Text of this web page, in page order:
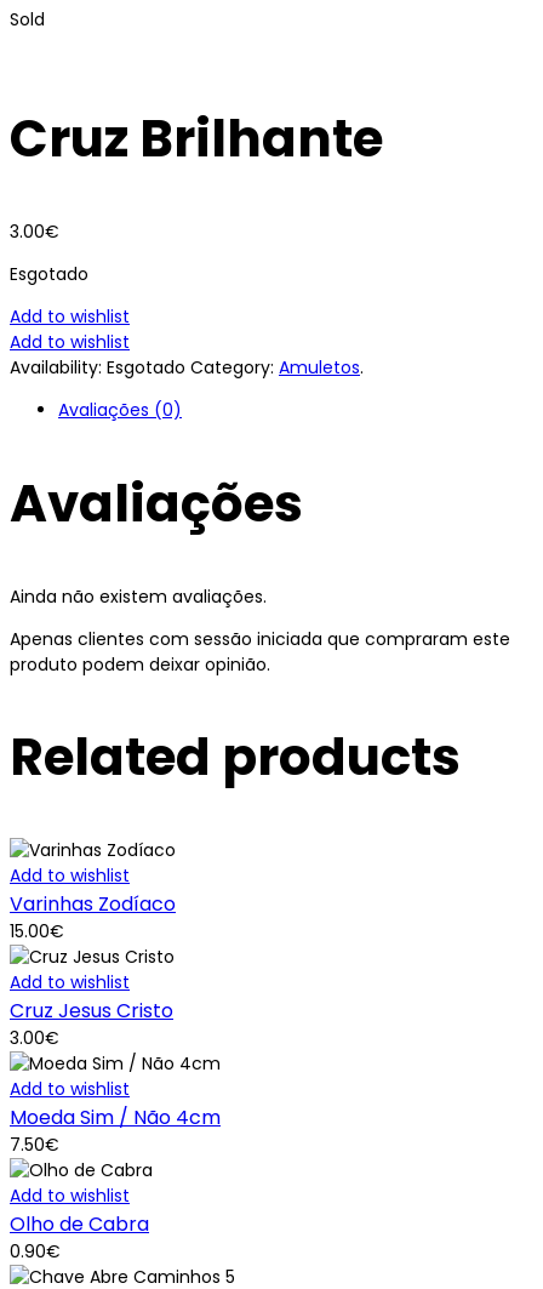
Sold
Cruz Brilhante
3.00€
Esgotado
Add to wishlist
Add to wishlist
Availability: Esgotado Category: Amuletos.
Avaliações (0)
Avaliações
Ainda não existem avaliações.
Apenas clientes com sessão iniciada que compraram este
produto podem deixar opinião.
Related products
Add to wishlist
Varinhas Zodíaco
15.00€
Add to wishlist
Cruz Jesus Cristo
3.00€
Add to wishlist
Moeda Sim / Não 4cm
7.50€
Add to wishlist
Olho de Cabra
0.90€